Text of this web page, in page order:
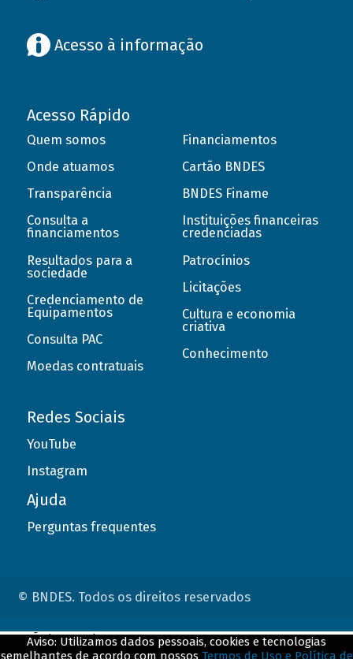
Acesso à informação
Acesso Rápido
Quem somos
Onde atuamos
Transparência
Consulta a
financiamentos
Resultados para a
sociedade
Credenciamento de
Equipamentos
Consulta PAC
Moedas contratuais
Financiamentos
Cartão BNDES
BNDES Finame
Instituições financeiras
credenciadas
Patrocínios
Licitações
Cultura e economia
criativa
Conhecimento
Redes Sociais
YouTube
Instagram
Ajuda
Perguntas frequentes
© BNDES. Todos os direitos reservados
Aviso: Utilizamos dados pessoais, cookies e tecnologias
semelhantes de acordo com nossos Termos de Uso e Política de
ConteÃºdo complementar